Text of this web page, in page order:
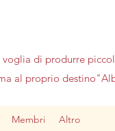
di produrre
al proprio
Membri Altro